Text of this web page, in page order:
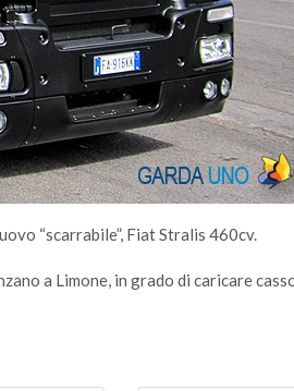
“scarrabile”, Fiat Stralis 460cv.
a Limone, in grado di caricare